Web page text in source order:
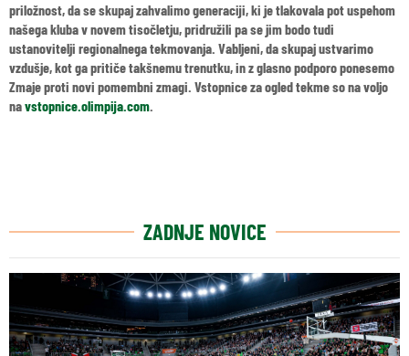
priložnost, da se skupaj zahvalimo generaciji, ki je tlakovala pot uspehom
našega kluba v novem tisočletju, pridružili pa se jim bodo tudi
ustanovitelji regionalnega tekmovanja. Vabljeni, da skupaj ustvarimo
vzdušje, kot ga pritiče takšnemu trenutku, in z glasno podporo ponesemo
Zmaje proti novi pomembni zmagi. Vstopnice za ogled tekme so na voljo
navstopnice.olimpija.com.
ZADNJE NOVICE